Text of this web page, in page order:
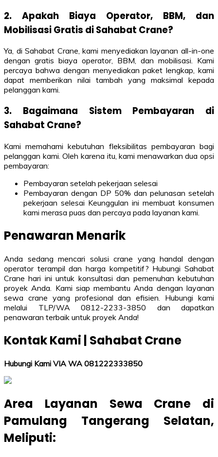
2. Apakah Biaya Operator, BBM, dan
Mobilisasi Gratis di Sahabat Crane?
Ya, di Sahabat Crane, kami menyediakan layanan all-in-one
dengan gratis biaya operator, BBM, dan mobilisasi. Kami
percaya bahwa dengan menyediakan paket lengkap, kami
dapat memberikan nilai tambah yang maksimal kepada
pelanggan kami.
3. Bagaimana Sistem Pembayaran di
Sahabat Crane?
Kami memahami kebutuhan fleksibilitas pembayaran bagi
pelanggan kami. Oleh karena itu, kami menawarkan dua opsi
pembayaran:
Pembayaran setelah pekerjaan selesai
Pembayaran dengan DP 50% dan pelunasan setelah
pekerjaan selesai Keunggulan ini membuat konsumen
kami merasa puas dan percaya pada layanan kami.
Penawaran Menarik
Anda sedang mencari solusi crane yang handal dengan
operator terampil dan harga kompetitif? Hubungi Sahabat
Crane hari ini untuk konsultasi dan pemenuhan kebutuhan
proyek Anda. Kami siap membantu Anda dengan layanan
sewa crane yang profesional dan efisien. Hubungi kami
melalui TLP/WA 0812-2233-3850 dan dapatkan
penawaran terbaik untuk proyek Anda!
Kontak Kami | Sahabat Crane
Hubungi Kami VIA WA 081222333850
Area Layanan Sewa Crane di
Pamulang Tangerang Selatan,
Meliputi: